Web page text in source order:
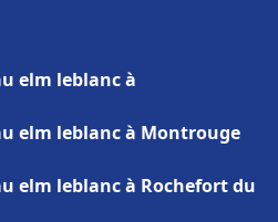
elm leblanc à
elm leblanc à Montrouge
elm leblanc à Rochefort du